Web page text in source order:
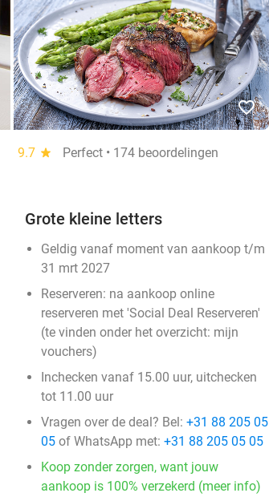
favorite_border
9.7 star
Perfect • 174 beoordelingen
Grote kleine letters
Geldig vanaf moment van aankoop t/m
31 mrt 2027
Reserveren: na aankoop online
reserveren met 'Social Deal Reserveren'
(te vinden onder het overzicht: mijn
vouchers)
Inchecken vanaf 15.00 uur, uitchecken
tot 11.00 uur
Vragen over de deal? Bel: +31 88 205 05
05 of WhatsApp met: +31 88 205 05 05
Koop zonder zorgen, want jouw
aankoop is 100% verzekerd (meer info)